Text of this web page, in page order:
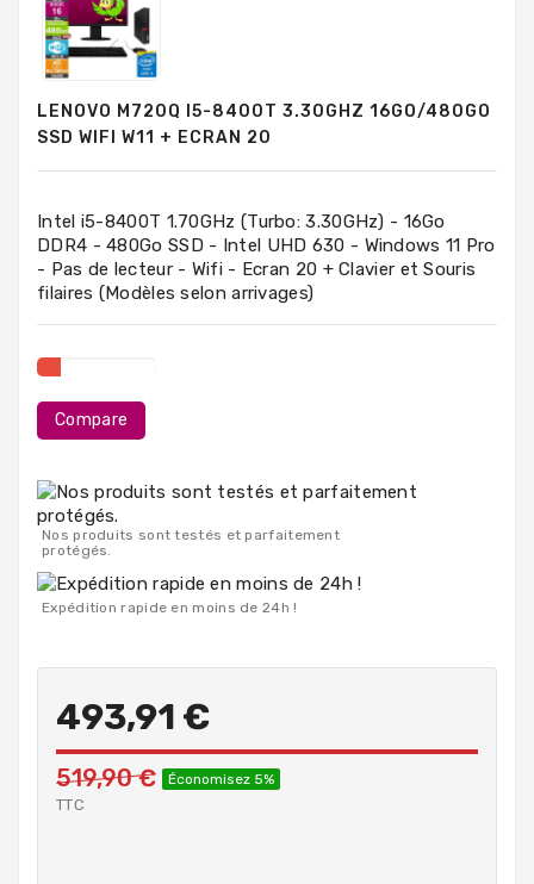
Mémoires
RAM
Durs
Composants
Composants
PC
Portables
LENOVO M720Q I5-8400T 3.30GHZ 16GO/480GO
SSD WIFI W11 + ECRAN 20
Intel i5-8400T 1.70GHz (Turbo: 3.30GHz) - 16Go
DDR4 - 480Go SSD - Intel UHD 630 - Windows 11 Pro
- Pas de lecteur - Wifi - Ecran 20 + Clavier et Souris
filaires (Modèles selon arrivages)
Compare
Nos produits sont testés et parfaitement
protégés.
Expédition rapide en moins de 24h !
493,91 €
519,90 € Économisez 5%
TTC